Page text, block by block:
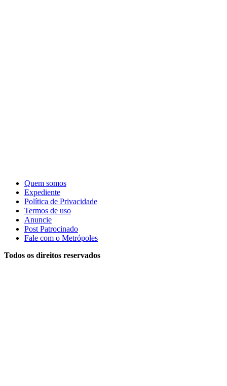
Quem somos
Expediente
Política de Privacidade
Termos de uso
Anuncie
Post Patrocinado
Fale com o Metrópoles
Todos os direitos reservados